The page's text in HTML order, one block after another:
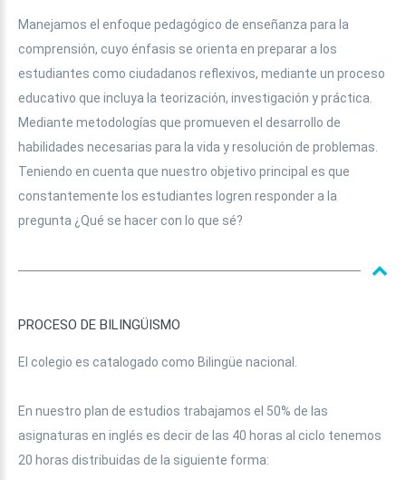
Manejamos el enfoque pedagógico de enseñanza para la
comprensión, cuyo énfasis se orienta en preparar a los
estudiantes como ciudadanos reflexivos, mediante un proceso
educativo que incluya la teorización, investigación y práctica.
Mediante metodologías que promueven el desarrollo de
habilidades necesarias para la vida y resolución de problemas.
Teniendo en cuenta que nuestro objetivo principal es que
constantemente los estudiantes logren responder a la
pregunta ¿Qué se hacer con lo que sé?
PROCESO DE BILINGÜISMO
El colegio es catalogado como Bilingüe nacional.
En nuestro plan de estudios trabajamos el 50% de las
asignaturas en inglés es decir de las 40 horas al ciclo tenemos
20 horas distribuidas de la siguiente forma: